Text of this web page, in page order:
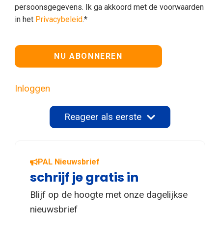
persoonsgegevens. Ik ga akkoord met de voorwaarden
in het Privacybeleid.*
Geen waarde
Inloggen
Reageer als eerste
PAL Nieuwsbrief
schrijf je gratis in
Blijf op de hoogte met onze dagelijkse
nieuwsbrief